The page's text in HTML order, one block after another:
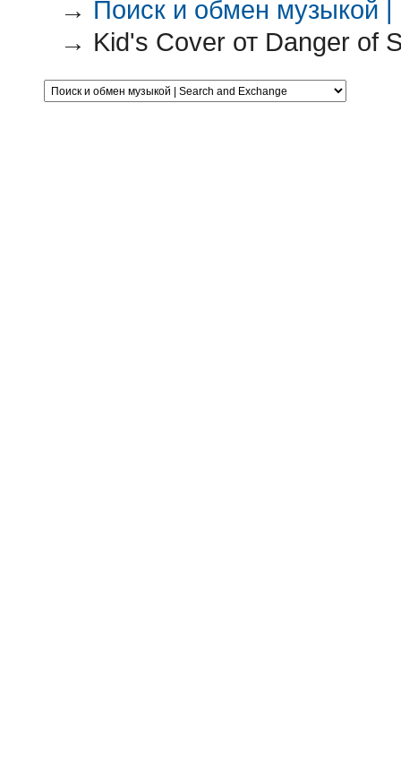
→ Поиск и обмен музыкой
→ Kid's Cover от Danger of